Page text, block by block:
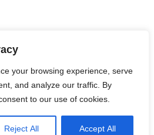
your browsing experience, serve
and analyze our traffic. By
to our use of cookies.
Reject All Accept All